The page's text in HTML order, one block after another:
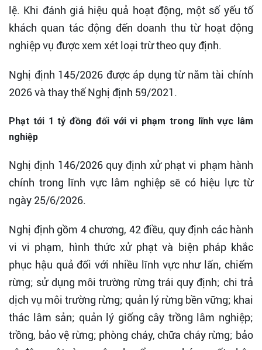
lệ. Khi đánh giá hiệu quả hoạt động, một số yếu tố
khách quan tác động đến doanh thu từ hoạt động
nghiệp vụ được xem xét loại trừ theo quy định.
Nghị định 145/2026 được áp dụng từ năm tài chính
2026 và thay thế Nghị định 59/2021.
Phạt tới 1 tỷ đồng đối với vi phạm trong lĩnh vực lâm
nghiệp
Nghị định 146/2026 quy định xử phạt vi phạm hành
chính trong lĩnh vực lâm nghiệp sẽ có hiệu lực từ
ngày 25/6/2026.
Nghị định gồm 4 chương, 42 điều, quy định các hành
vi vi phạm, hình thức xử phạt và biện pháp khắc
phục hậu quả đối với nhiều lĩnh vực như lấn, chiếm
rừng; sử dụng môi trường rừng trái quy định; chi trả
dịch vụ môi trường rừng; quản lý rừng bền vững; khai
thác lâm sản; quản lý giống cây trồng lâm nghiệp;
trồng, bảo vệ rừng; phòng cháy, chữa cháy rừng; bảo